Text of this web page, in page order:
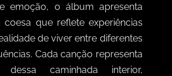
emoção, o álbum apresenta
coesa que reflete experiências
de viver entre diferentes
Cada canção representa
caminhada interior,